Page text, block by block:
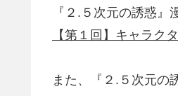
『２.５次元の誘惑』
【第１回】キャラク
また、『２.５次元の